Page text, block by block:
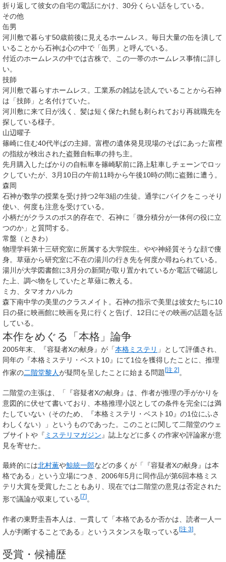
折り返して彼女の自宅の電話にかけ、30分くらい話をしている。
その他
缶男
河川敷で暮らす50歳前後に見えるホームレス。毎日大量の缶を潰して
いることから石神は心の中で「缶男」と呼んでいる。
付近のホームレスの中では古株で、この一帯のホームレス事情に詳し
い。
技師
河川敷で暮らすホームレス。工業系の雑誌を読んでいることから石神
は「技師」と名付けていた。
河川敷に来て日が浅く、髪は短く保たれ髭も剃られており再就職先を
探している様子。
山辺曜子
篠崎に住む40代半ばの主婦。富樫の遺体発見現場のそばにあった富樫
の指紋が検出された盗難自転車の持ち主。
先月購入したばかりの自転車を篠崎駅前に路上駐車しチェーンでロッ
クしていたが、3月10日の午前11時から午後10時の間に盗難に遭う。
森岡
石神が数学の授業を受け持つ2年3組の生徒。通学にバイクをこっそり
使い、何度も注意を受けている。
小柄だがクラスのボス的存在で、石神に「微分積分が一体何の役に立
つのか」と質問する。
常盤（ときわ）
物理学科第十三研究室に所属する大学院生。やや神経質そうな顔で痩
身。草薙から研究室に不在の湯川の行き先を何度か尋ねられている。
湯川が大学図書館に3月分の新聞が取り置かれているか電話で確認し
た上、調べ物をしていたと草薙に教える。
ミカ、タマオカハルカ
森下南中学の美里のクラスメイト。石神の指示で美里は彼女たちに10
日の昼に映画館に映画を見に行くと告げ、12日にその映画の話題を話
している。
本作をめぐる「本格」論争
2005年末、『容疑者Xの献身』が「本格ミステリ 」として評価され、
同年の『本格ミステリ・ベスト10』にて1位を獲得したことに、推理
作家の二階堂黎人が疑問を呈したことに始まる問題[注 2] 。
二階堂の主張は、「『容疑者Xの献身』は、作者が推理の手がかりを
意図的に伏せて書いており、本格推理小説としての条件を完全には満
たしていない（そのため、『本格ミステリ・ベスト10』の1位にふさ
わしくない）」というものであった。このことに関して二階堂のウェ
ブサイトや『 ミステリマガジン 』誌上などに多くの作家や評論家が意
見を寄せた。
最終的には北村薫や鯨統一郎などの多くが「『容疑者Xの献身』は本
格である」という立場につき、2006年5月に同作品が第6回本格ミス
テリ大賞を受賞したこともあり、現在では二階堂の意見は否定された
形で議論が収束している [7] 。
作者の東野圭吾本人は、一貫して「本格であるか否かは、読者一人一
人が判断することである」というスタンスを取っている[注 3]
受賞・候補歴